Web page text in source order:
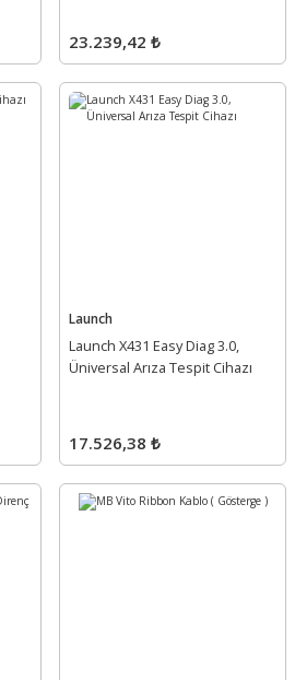
23.239,42 ₺
Launch
Launch X431 Easy Diag 3.0,
Üniversal Arıza Tespit Cihazı
17.526,38 ₺